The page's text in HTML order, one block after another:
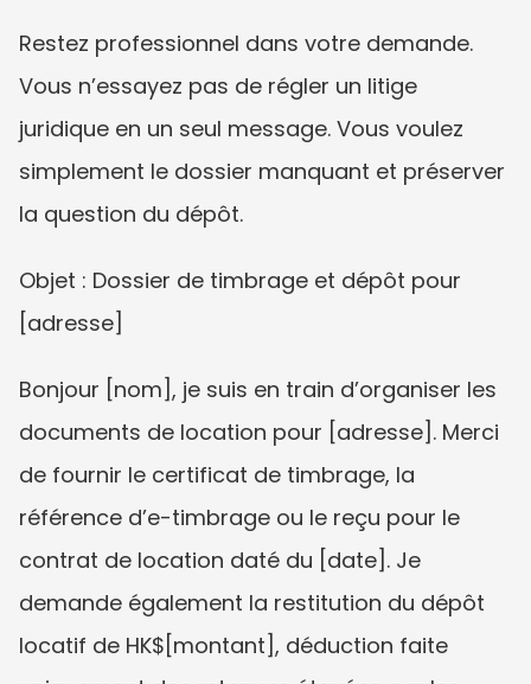
Restez professionnel dans votre demande.
Vous n’essayez pas de régler un litige
juridique en un seul message. Vous voulez
simplement le dossier manquant et préserver
la question du dépôt.
Objet : Dossier de timbrage et dépôt pour
[adresse]
Bonjour [nom], je suis en train d’organiser les
documents de location pour [adresse]. Merci
de fournir le certificat de timbrage, la
référence d’e-timbrage ou le reçu pour le
contrat de location daté du [date]. Je
demande également la restitution du dépôt
locatif de HK$[montant], déduction faite